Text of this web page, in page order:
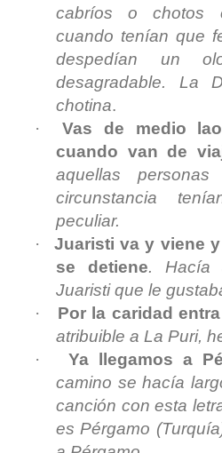
cabríos o chotos
cuando tenían que
despedían un
desagradable. La
chotina.
·Vas de medio
cuando van de
aquellas
circunstancia
peculiar.
·
Juaristi va y viene
se detiene. Hacía
Juaristi que le
· Por la caridad
atribuible a La Puri,
·Ya llegamos a
camino se hacía
canción con esta
es Pérgamo